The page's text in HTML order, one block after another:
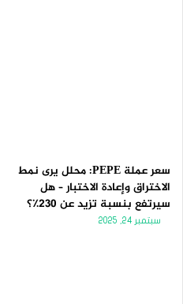
سعر عملة PEPE: محلل يرى نمط
الاختراق وإعادة الاختبار – هل
سيرتفع بنسبة تزيد عن 230٪؟
سبتمبر 24, 2025